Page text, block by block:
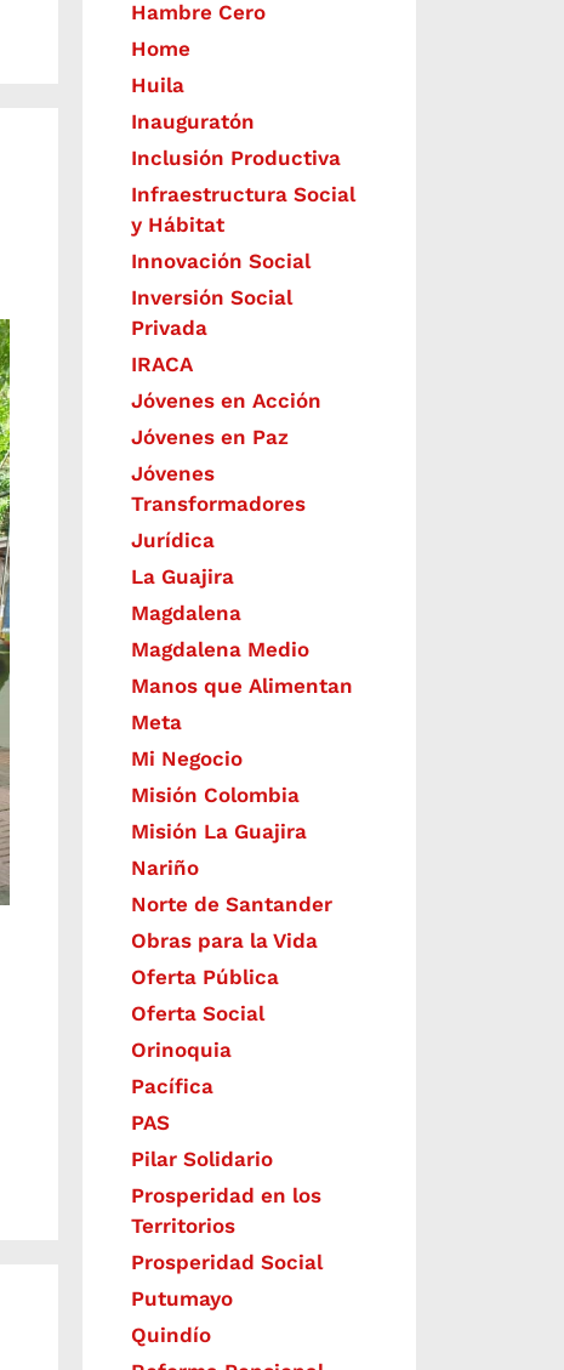
Hambre Cero
Home
Huila
Inauguratón
Inclusión Productiva
Infraestructura Social
y Hábitat
​Innovación Social
Inversión Social
Privada
IRACA
Jóvenes en Acción
Jóvenes en Paz
Jóvenes
Transformadores
Jurídica
La Guajira
Magdalena
Magdalena Medio
Manos que Alimentan
Meta
Mi Negocio
Misión Colombia
Misión La Guajira
Nariño
Norte de Santander
Obras para la Vida
Oferta Pública
Oferta Social​​
Orinoquia
Pacífica
PAS
Pilar Solidario
Prosperidad en los
Territorios
Prosperidad Social
Putumayo
Quindío